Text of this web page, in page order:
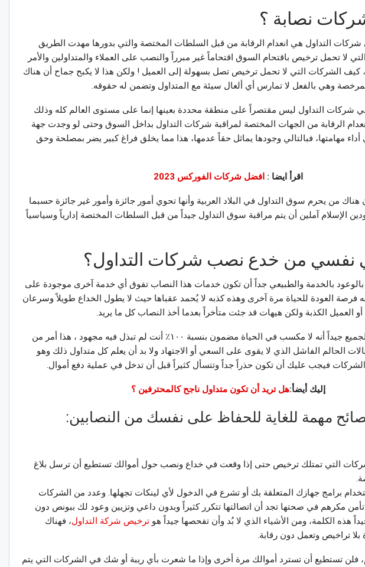
نصابة ؟
التداول هي انعدام الرقابة من قبل السلطات المختصة والتي بدورها مهدت الطريق
لا تحمل ترخيص باقتحام السوق اقتحاماً غير مبرراً والنصب على العملاء والمتداولين والأمر
كيف الشركات التي لا تحمل ترخيص تصل بسهولة إلى العميل ! ولكن هذا لا يكبح جماح أن هناك
وهي بالفعل لا تمارس أي ألعال سيئة مع المتداول وتضمن له حقوقه.
شركات التداول ليس مقتصراً على منطقة محددة بعينها إنما على مستوى العالم كله وذلك
الرقابة من الجهات المختصة لمراقبة شركات التداول بداخل السوق وحتى لو وجدت جهة
أداء مهامتها، فبالتالي وجودها يماثل حقاً عدمها، هذا مما يخلق فراغ كبير يضر بمصلحة وحق
اقرأ ايضا : افضل شركات الفوركس 2023
من يحرم سوق التداول في البلاد العربية وأنها تحوي أمور جائزة وأمور غير جائزة حسبما
الإسلام آملين أن يتم مراقبة سوق التداول جيداً من قبل السلطات المختصة إدارياً وسياسياً
نفسي من خدع نصب شركات التداول؟
بالوعود بالخدمة والطبيعي جداً أن تكون خدمات هذا النصاب تفوق أي خدمة آخرى موجودة على
فرصة العودة للحياة مرة آخرى وهذه كذبه لا يُحمد عقباها حيث لا يطول الخداع طويلاً وسرعان
العميل الكذبة ولكن هيهات قد جئت متأخراً بعدما أخذ النصاب كل ما يريد.
وما يجب أن يعلمه الجميع جيداً أنه لا مكسب في الحياة مضمون بنسبة ١٠٠٪؜ أنت لم تبذل فيه مجهود ، هذا أمر من
الحالم الفاشل الذي لا يقوى على السعي أو الاجتهاد ولا بد أن يعلم كل متداول ذلك وهو
فيجب عليك أن تكون حذراً جداً وتتسأل كثيراً قبل أن تدخل في عملية دفع أموال.
إليك أيضأ:هل تريد أن تكون متداول ناجح كالمحترفين ؟
مهمة للغاية للحفاظ على نفسك من النصابين:
التي تمتلك ترخيص حتى إذا وقعت في خداع ونصب حول أموالك تستطيع أن ترسل بلاغ
برامج جهازك المتعلقة بك أو تشرع في الدخول لأي لينكات تجهلها. وعدد من الشركات
تأمن مكرهم في صحتها تجد أن اتصالتها تتكرر كثيراً وبدون داعي وتزيين وعود لك ببونص دون
هذه الكلمة، ومن الأشياء الذي لا بُد وأن تفحصها جيداً هو ترخيص شركة التداول، فهناك
تراخيص وتعمل دون رقابة.
فلن تستطيع أن تسترد أموالك مرة أخرى وإذا ما شعرت بأي ريبة أو شك في الشركات التي يتم